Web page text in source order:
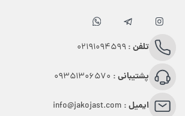
تلفن : 02191094599
پشتیبانی :
ایمیل :